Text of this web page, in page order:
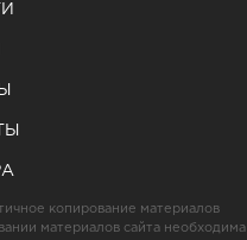
копирование материалов
материалов сайта необходима